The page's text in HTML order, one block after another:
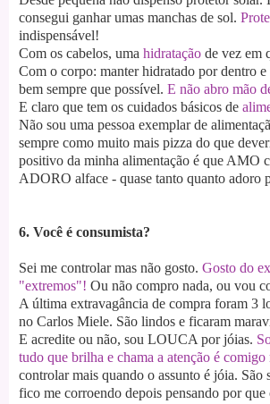
consegui ganhar umas manchas de sol.
indispensável!
Com os cabelos, uma hidratação de vez em
Com o corpo: manter hidratado por dentro
bem sempre que possível. E não abro mão
E claro que tem os cuidados básicos de
Não sou uma pessoa exemplar de
sempre como muito mais pizza do que
positivo da minha alimentação é que AMO
ADORO alface - quase tanto quanto adoro
6. Você é consumista?
Sei me controlar mas não gosto. Gosto do
"extremos"! Ou não compro nada, ou vou
A última extravagância de compra foram 3
no Carlos Miele. São lindos e ficaram
E acredite ou não, sou LOUCA por jóias.
tudo que brilha e chama a atenção é comigo
controlar mais quando o assunto é jóia. São
fico me corroendo depois pensando por que